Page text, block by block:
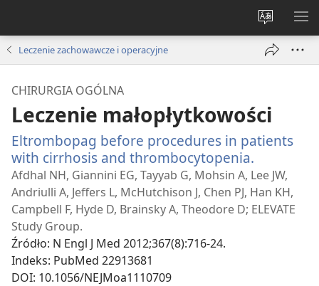
Wybór
języka
Leczenie zachowawcze i operacyjne
CHIRURGIA OGÓLNA
Leczenie małopłytkowości
Eltrombopag before procedures in patients
with cirrhosis and thrombocytopenia.
new
window)
Afdhal NH, Giannini EG, Tayyab G, Mohsin A, Lee JW,
Andriulli A, Jeffers L, McHutchison J, Chen PJ, Han KH,
Campbell F, Hyde D, Brainsky A, Theodore D; ELEVATE
Study Group.
Źródło‎: N Engl J Med 2012;367(8):716-24.
Indeks‎: PubMed 22913681
DOI‎: 10.1056/NEJMoa1110709